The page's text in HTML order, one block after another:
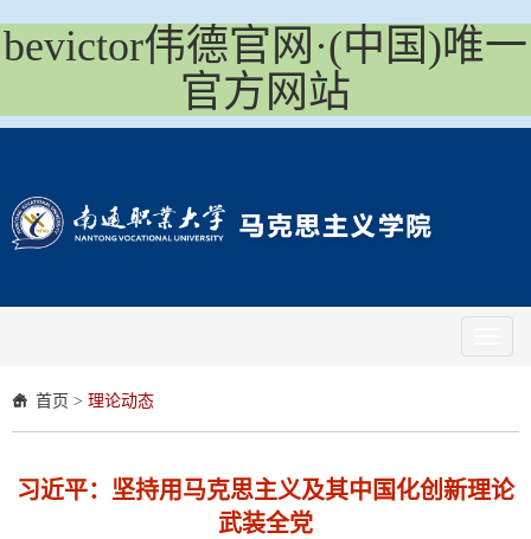
bevictor伟德官网·(中国)唯一
官方网站
首页 > 理论动态
习近平：坚持用马克思主义及其中国化创新理论
武装全党